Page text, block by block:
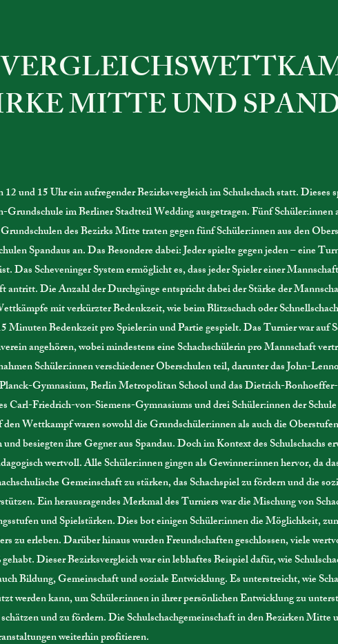
MITTE UND
und 15 Uhr ein aufregender Bezirksvergleich im Schulschach statt. Dieses
Grundschule im Berliner Stadtteil Wedding ausgetragen. Fünf Schüler:innen
des Bezirks Mitte traten gegen fünf Schüler:innen aus den
Spandaus an. Das Besondere dabei: Jeder spielte gegen jeden – eine
Das Scheveninger System ermöglicht es, dass jeder Spieler einer
antritt. Die Anzahl der Durchgänge entspricht dabei der Stärke der
mit verkürzter Bedenkzeit, wie beim Blitzschach oder
Minuten Bedenkzeit pro Spieler:in und Partie gespielt. Das Turnier war auf
angehören, wobei mindestens eine Schachschülerin pro Mannschaft
Schüler:innen verschiedener Oberschulen teil, darunter das John-
Gymnasium, Berlin Metropolitan School und das Dietrich-
Carl-Friedrich-von-Siemens-Gymnasiums und drei Schüler:innen der
den Wettkampf waren sowohl die Grundschüler:innen als auch die
besiegten ihre Gegner aus Spandau. Doch im Kontext des Schulschachs
wertvoll. Alle Schüler:innen gingen als Gewinner:innen hervor, da
Gemeinschaft zu stärken, das Schachspiel zu fördern und die
Ein herausragendes Merkmal des Turniers war die Mischung von
und Spielstärken. Dies bot einigen Schüler:innen die Möglichkeit,
zu erleben. Darüber hinaus wurden Freundschaften geschlossen, viele
Dieser Bezirksvergleich war ein lebhaftes Beispiel dafür, wie
Bildung, Gemeinschaft und soziale Entwicklung. Es unterstreicht, wie
werden kann, um Schüler:innen in ihrer persönlichen Entwicklung zu
und zu fördern. Die Schulschachgemeinschaft in den Bezirken Mitte
weiterhin profitieren.